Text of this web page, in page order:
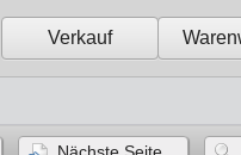
Verkauf